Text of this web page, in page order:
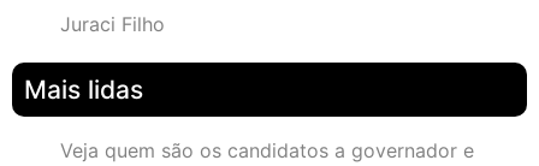
Juraci Filho
Mais lidas
Veja quem são os candidatos a governador e